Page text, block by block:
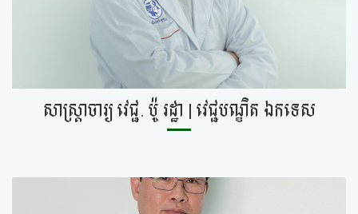
សាស្ត្រាចារ្យ​ វេជ្ជ. ប៉ូ រដ្ឋា | វេជ្ជបណ្ឌិត ឯកទេស